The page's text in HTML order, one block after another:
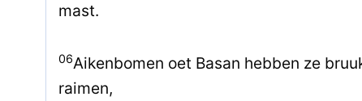
mast.
06Aikenbomen oet Basan hebben ze
raimen,